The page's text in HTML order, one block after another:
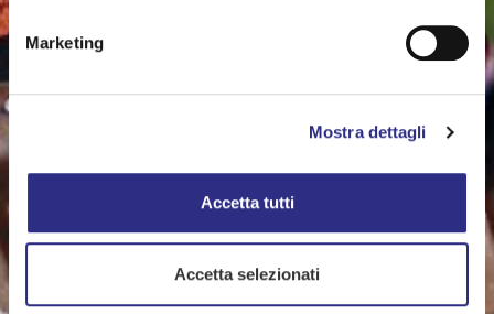
Marketing
Mostra dettagli
Accetta tutti
Accetta selezionati